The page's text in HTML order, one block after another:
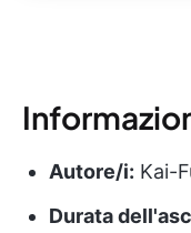
Autore/i: Kai-
Durata